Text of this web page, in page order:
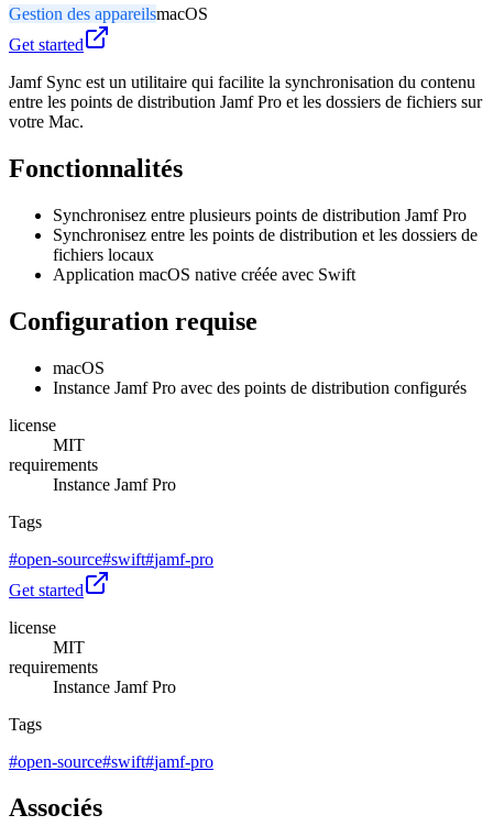
Gestion des appareilsmacOS
Get started
Jamf Sync est un utilitaire qui facilite la synchronisation du contenu
entre les points de distribution Jamf Pro et les dossiers de fichiers sur
votre Mac.
Fonctionnalités
Synchronisez entre plusieurs points de distribution Jamf Pro
Synchronisez entre les points de distribution et les dossiers de
fichiers locaux
Application macOS native créée avec Swift
Configuration requise
macOS
Instance Jamf Pro avec des points de distribution configurés
license
MIT
requirements
Instance Jamf Pro
Tags
#open-source#swift#jamf-pro
Get started
license
MIT
requirements
Instance Jamf Pro
Tags
#open-source#swift#jamf-pro
Associés